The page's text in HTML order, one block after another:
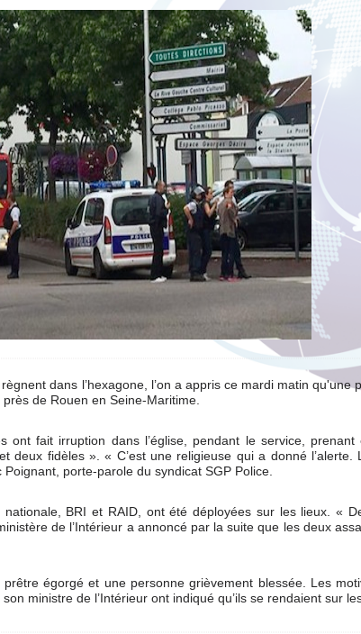
dans l’hexagone, l’on a appris ce mardi matin qu'une
de Rouen en Seine-Maritime.
ont fait irruption dans l’église, pendant le service,
fidèles ». « C’est une religieuse qui a donné l’alerte.
porte-parole du syndicat SGP Police.
BRI et RAID, ont été déployées sur les lieux. «
de l’Intérieur a annoncé par la suite que les deux
égorgé et une personne grièvement blessée. Les
ministre de l’Intérieur ont indiqué qu’ils se rendaient sur